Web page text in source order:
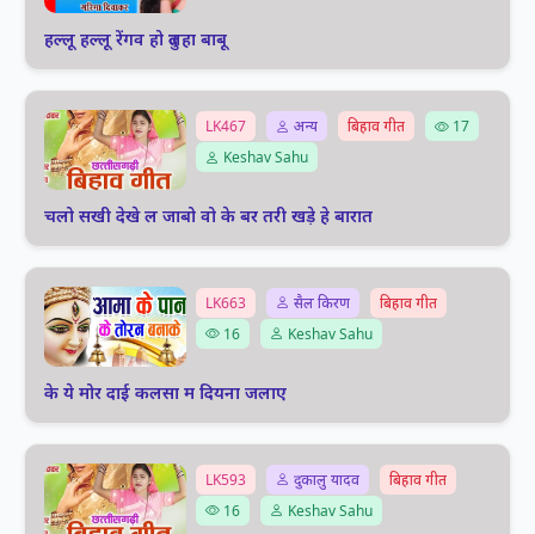
हल्लू हल्लू रेंगव हो दुलहा बाबू
LK467 अन्य बिहाव गीत
17
Keshav Sahu
चलो सखी देखे ल जाबो वो के बर तरी खड़े हे बारात
LK663 सैल किरण
बिहाव गीत
16
Keshav Sahu
के ये मोर दाई कलसा म दियना जलाए
LK593 दुकालु यादव
बिहाव गीत
16
Keshav Sahu